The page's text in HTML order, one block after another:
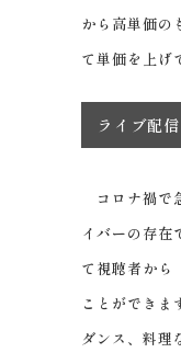
から高単価の
て単価を上げ
ライブ配
コロナ禍で
イバーの存在
て視聴者から
ことができま
ダンス、料理